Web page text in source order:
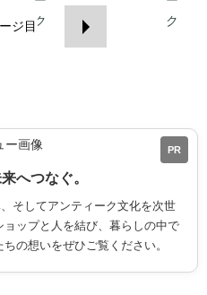
ジ目
PR
へつなぐ。
そしてアンティーク文化を次世
ップと人を結び、暮らしの中で
の想いをぜひご覧ください。